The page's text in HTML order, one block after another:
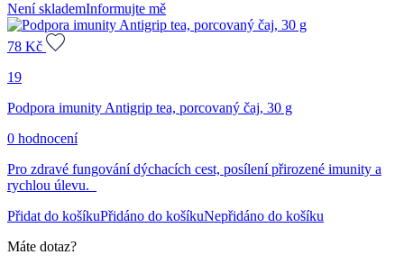
Není sklademInformujte mě
78 Kč
19
Podpora imunity Antigrip tea, porcovaný čaj, 30 g
0 hodnocení
Pro zdravé fungování dýchacích cest, posílení přirozené imunity a
rychlou úlevu.
Přidat do košíkuPřidáno do košíkuNepřidáno do košíku
Máte dotaz?